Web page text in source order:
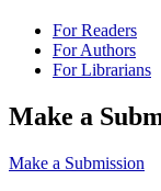
For Readers
For Authors
For Librarians
Make a
Make a Submission